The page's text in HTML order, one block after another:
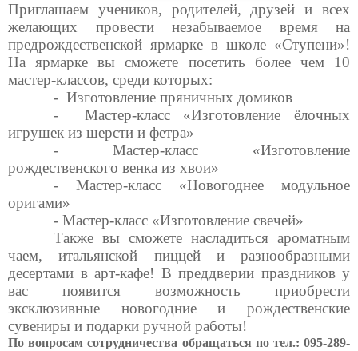
Приглашаем учеников, родителей, друзей и всех
желающих провести незабываемое время на
предрождественской ярмарке в школе «Ступени»!
На ярмарке вы сможете посетить более чем 10
мастер-классов, среди которых:
- Изготовление пряничных домиков
- Мастер-класс «Изготовление ёлочных
игрушек из шерсти и фетра»
- Мастер-класс «Изготовление
рождественского венка из хвои»
- Мастер-класс «Новогоднее модульное
оригами»
- Мастер-класс «Изготовление свечей»
Также вы сможете насладиться ароматным
чаем, итальянской пиццей и разнообразными
десертами в арт-кафе! В преддверии праздников у
вас появится возможность приобрести
эксклюзивные новогодние и рождественские
сувениры и подарки ручной работы!
По вопросам сотрудничества обращаться по тел.: 095-289-